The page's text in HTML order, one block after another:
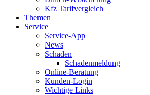
Kfz Tarifvergleich
Themen
Service
Service-App
News
Schaden
Schadenmeldung
Online-Beratung
Kunden-Login
Wichtige Links